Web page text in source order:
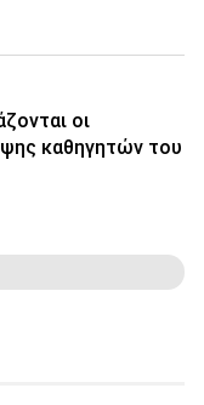
οι
καθηγητών του